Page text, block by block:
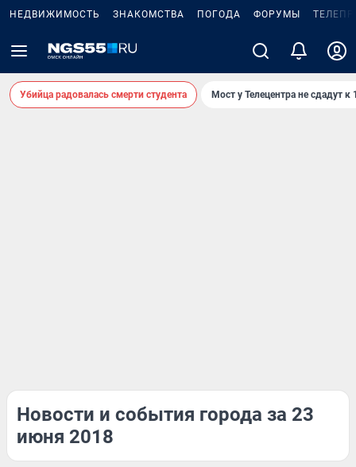
НЕДВИЖИМОСТЬ ЗНАКОМСТВА ПОГОДА ФОРУМЫ
Убийца радовалась смерти студента Мост у Телецентра не сдадут к
Новости и события города за 23
июня 2018